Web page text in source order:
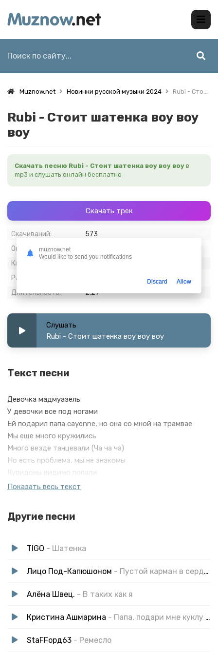
Muznow.net Новинки русской музыки 2024 Rubi - Стоит шатенка воу воу воу
Rubi - Стоит шатенка воу воу
воу
Скачать песню Rubi - Стоит шатенка воу воу воу в
mp3 и слушать онлайн бесплатно
Скачать трек
Скачиваний:
573
Опубликовано:
Качество:
Размер:
Длительность:
2:29
Слушать
Rubi - Стоит шатенка воу воу воу
Текст песни
Девочка мадмуазель
У девочки все под ногами
Ей подарил папа cayenne, но она со мной на трамвае
Мы еще много кружились
Много везде танцевали (Ча ча ча)
Но есть проблема, мы не знакомы
Купидоны видимо попали
Лучик солнце в лицо
но с ней ему будет теплей.
Показать весь текст
Другие песни
TIGO - Шатенка
Лицо Под-Капюшоном - Пустой карман в сердце ты
Алёна Швец. - В таких как я
Кристина Ашмарина - Папа, подари мне куклу (Кавер)
StaFFорд63 - Ремесло
muznow.net
Would like to send you notifications
Discard Allow